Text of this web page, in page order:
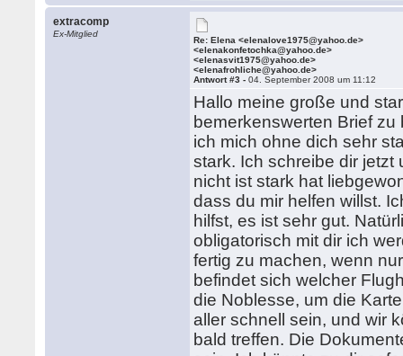
extracomp
Ex-Mitglied
Re: Elena <elenalove1975@yahoo.de>
<elenakonfetochka@yahoo.de>
<elenasvit1975@yahoo.de>
<elenafrohliche@yahoo.de>
Antwort #3 -04. September 2008 um 11:12
Hallo meine große und
bemerkenswerten Brief
ich mich ohne dich sehr
stark. Ich schreibe dir
nicht ist stark hat
dass du mir helfen willst.
hilfst, es ist sehr gut.
obligatorisch mit dir ich
fertig zu machen, wenn
befindet sich welcher
die Noblesse, um die
aller schnell sein, und wir
bald treffen. Die